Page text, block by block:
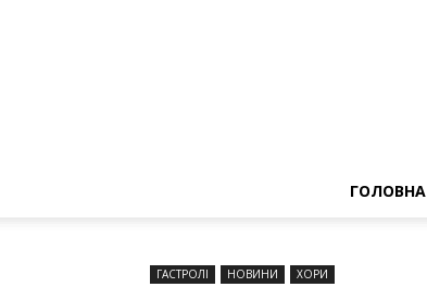
ГОЛОВНА
ГАСТРОЛІ НОВИНИ ХОРИ